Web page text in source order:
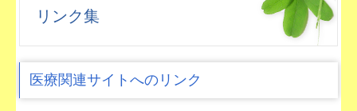
交通案内
院長のひとこと
リンク集
医療関連サイトへのリンク